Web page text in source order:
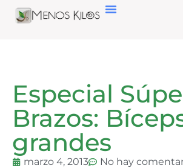
Especial
Brazos:
grandes
marzo 4, 2013 No hay